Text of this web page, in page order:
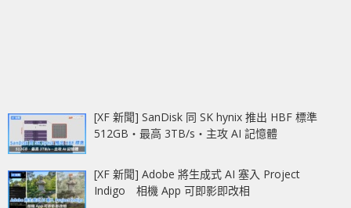
[XF 新聞] SanDisk 同 SK hynix 推出 HBF 標準
512GB‧最高 3TB/s‧主攻 AI 記憶體
[XF 新聞] Adobe 將生成式 AI 塞入 Project
Indigo 相機 App 可即影即改相